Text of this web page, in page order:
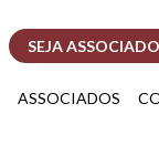
SEJA ASSOCIADO
ASSOCIADOS